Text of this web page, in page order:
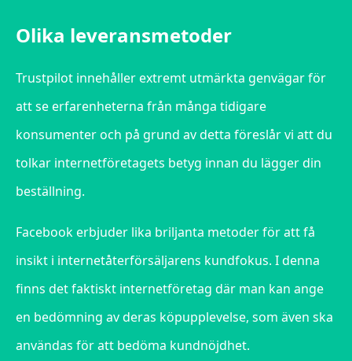
Olika leveransmetoder
Trustpilot innehåller extremt utmärkta genvägar för
att se erfarenheterna från många tidigare
konsumenter och på grund av detta föreslår vi att du
tolkar internetföretagets betyg innan du lägger din
beställning.
Facebook erbjuder lika briljanta metoder för att få
insikt i internetåterförsäljarens kundfokus. I denna
finns det faktiskt internetföretag där man kan ange
en bedömning av deras köpupplevelse, som även ska
användas för att bedöma kundnöjdhet.